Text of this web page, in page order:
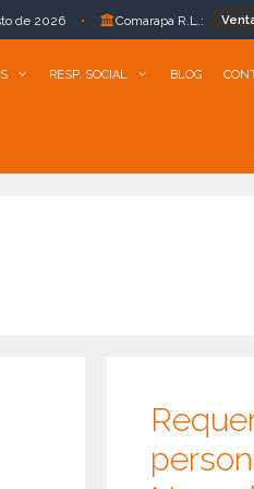
Comarapa R.L.: Venta 11.96 Bs.
RESP. SOCIAL BLOG